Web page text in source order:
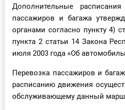
Дополнительные
пассажиров и багажа
органами согласно пункту 4)
пункта 2 статьи 14 Закона
июля 2003 года «Об
Перевозка пассажиров и
расписанию движения
обслуживающему данный